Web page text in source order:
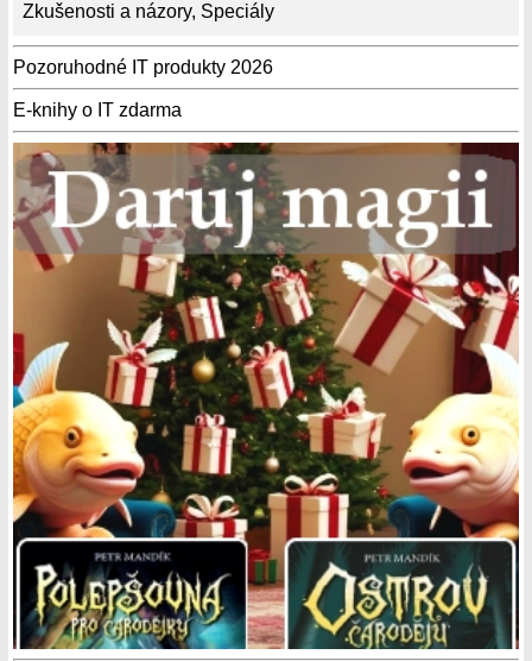
Zkušenosti a názory, Speciály
Pozoruhodné IT produkty 2026
E-knihy o IT zdarma